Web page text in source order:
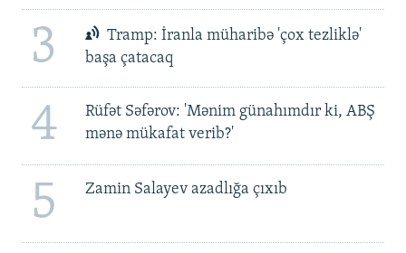
3
Tramp: İranla müharibə 'çox tezliklə'
başa çatacaq
4
Rüfət Səfərov: 'Mənim günahımdır ki, ABŞ
mənə mükafat verib?'
5 Zamin Salayev azadlığa çıxıb